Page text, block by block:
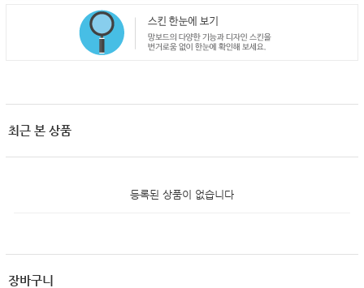
최근 본 상품
등록된 상품이 없습니다
장바구니